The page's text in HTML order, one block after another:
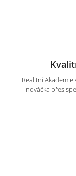
Realitní
nováčka přes